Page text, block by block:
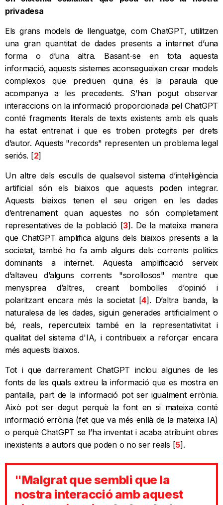
privadesa
Els grans models de llenguatge, com ChatGPT, utilitzen
una gran quantitat de dades presents a internet d’una
forma o d’una altra. Basant-se en tota aquesta
informació, aquests sistemes aconsegueixen crear models
complexos que prediuen quina és la paraula que
acompanya a les precedents. S’han pogut observar
interaccions on la informació proporcionada pel ChatGPT
conté fragments literals de texts existents amb els quals
ha estat entrenat i que es troben protegits per drets
d’autor. Aquests "records" representen un problema legal
seriós. [2]
Un altre dels esculls de qualsevol sistema d’intel·ligència
artificial són els biaixos que aquests poden integrar.
Aquests biaixos tenen el seu origen en les dades
d’entrenament quan aquestes no són completament
representatives de la població [3]. De la mateixa manera
que ChatGPT amplifica alguns dels biaixos presents a la
societat, també ho fa amb alguns dels corrents polítics
dominants a internet. Aquesta amplificació serveix
d’altaveu d’alguns corrents "sorollosos" mentre que
menysprea d’altres, creant bombolles d’opinió i
polaritzant encara més la societat [4]. D’altra banda, la
naturalesa de les dades, siguin generades artificialment o
bé, reals, repercuteix també en la representativitat i
qualitat del sistema d'IA, i contribueix a reforçar encara
més aquests biaixos.
Tot i que darrerament ChatGPT inclou algunes de les
fonts de les quals extreu la informació que es mostra en
pantalla, part de la informació pot ser igualment errònia.
Això pot ser degut perquè la font en si mateixa conté
informació errònia (fet que va més enllà de la mateixa IA)
o perquè ChatGPT se l’ha inventat i acaba atribuint obres
inexistents a autors que poden o no ser reals [5].
"Malgrat que sembli que la
nostra interacció amb aquest